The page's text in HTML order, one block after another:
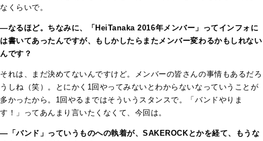
なくらいで。
―なるほど。ちなみに、「HeiTanaka 2016年メンバー」ってインフォに
は書いてあったんですが、もしかしたらまたメンバー変わるかもしれない
んです？
それは、まだ決めてないんですけど。メンバーの皆さんの事情もあるだろ
うしね（笑）。とにかく1回やってみないとわからないなっていうことが
多かったから。1回やるまではそういうスタンスで。「バンドやりま
す！」ってあんまり言いたくなくて、今回は。
―「バンド」っていうものへの執着が、SAKEROCKとかを経て、もうな